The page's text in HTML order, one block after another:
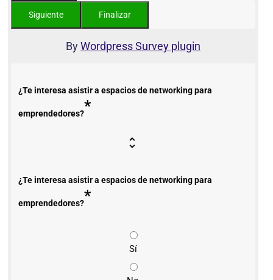
ByWordpress Survey plugin
¿Te interesa asistir a espacios de networking para
emprendedores?*
¿Te interesa asistir a espacios de networking para
emprendedores?*
Sí